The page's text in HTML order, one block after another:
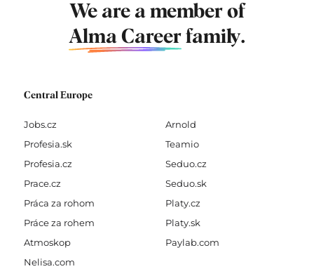
We are a member of
Alma Career family.
Central Europe
Jobs.cz
Profesia.sk
Profesia.cz
Prace.cz
Práca za rohom
Práce za rohem
Atmoskop
Nelisa.com
Arnold
Teamio
Seduo.cz
Seduo.sk
Platy.cz
Platy.sk
Paylab.com